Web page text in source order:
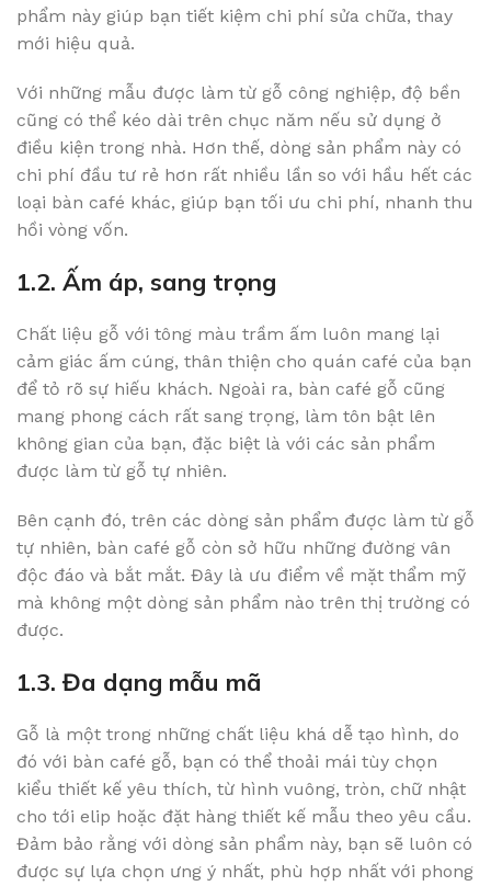
phẩm này giúp bạn tiết kiệm chi phí sửa chữa, thay
mới hiệu quả.
Với những mẫu được làm từ gỗ công nghiệp, độ bền
cũng có thể kéo dài trên chục năm nếu sử dụng ở
điều kiện trong nhà. Hơn thế, dòng sản phẩm này có
chi phí đầu tư rẻ hơn rất nhiều lần so với hầu hết các
loại bàn café khác, giúp bạn tối ưu chi phí, nhanh thu
hồi vòng vốn.
1.2. Ấm áp, sang trọng
Chất liệu gỗ với tông màu trầm ấm luôn mang lại
cảm giác ấm cúng, thân thiện cho quán café của bạn
để tỏ rõ sự hiếu khách. Ngoài ra, bàn café gỗ cũng
mang phong cách rất sang trọng, làm tôn bật lên
không gian của bạn, đặc biệt là với các sản phẩm
được làm từ gỗ tự nhiên.
Bên cạnh đó, trên các dòng sản phẩm được làm từ gỗ
tự nhiên, bàn café gỗ còn sở hữu những đường vân
độc đáo và bắt mắt. Đây là ưu điểm về mặt thẩm mỹ
mà không một dòng sản phẩm nào trên thị trường có
được.
1.3. Đa dạng mẫu mã
Gỗ là một trong những chất liệu khá dễ tạo hình, do
đó với bàn café gỗ, bạn có thể thoải mái tùy chọn
kiểu thiết kế yêu thích, từ hình vuông, tròn, chữ nhật
cho tới elip hoặc đặt hàng thiết kế mẫu theo yêu cầu.
Đảm bảo rằng với dòng sản phẩm này, bạn sẽ luôn có
được sự lựa chọn ưng ý nhất, phù hợp nhất với phong